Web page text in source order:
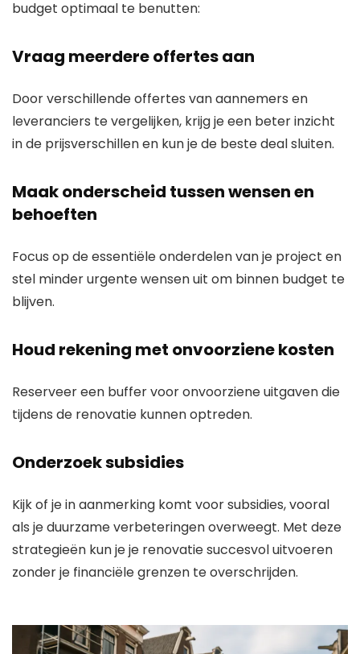
budget optimaal te benutten:
Vraag meerdere offertes aan
Door verschillende offertes van aannemers en
leveranciers te vergelijken, krijg je een beter inzicht
in de prijsverschillen en kun je de beste deal sluiten.
Maak onderscheid tussen wensen en
behoeften
Focus op de essentiële onderdelen van je project en
stel minder urgente wensen uit om binnen budget te
blijven.
Houd rekening met onvoorziene kosten
Reserveer een buffer voor onvoorziene uitgaven die
tijdens de renovatie kunnen optreden.
Onderzoek subsidies
Kijk of je in aanmerking komt voor subsidies, vooral
als je duurzame verbeteringen overweegt. Met deze
strategieën kun je je renovatie succesvol uitvoeren
zonder je financiële grenzen te overschrijden.